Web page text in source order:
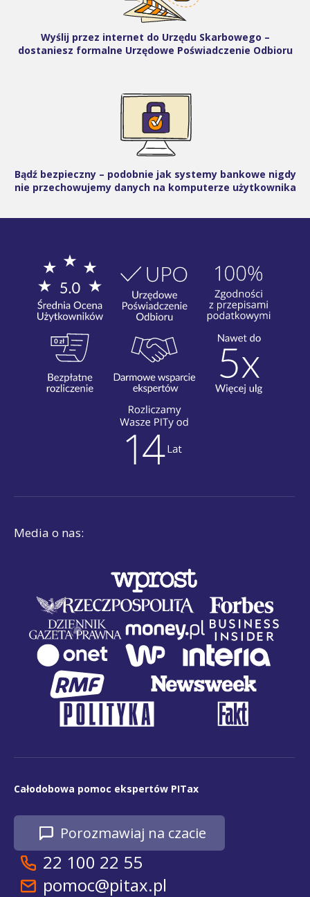
Wyślij przez internet do Urzędu Skarbowego –
dostaniesz formalne Urzędowe Poświadczenie Odbioru
Bądź bezpieczny – podobnie jak systemy bankowe nigdy
nie przechowujemy danych na komputerze użytkownika
Media o nas:
Całodobowa pomoc ekspertów PITax
Porozmawiaj na czacie
22 100 22 55
pomoc@pitax.pl